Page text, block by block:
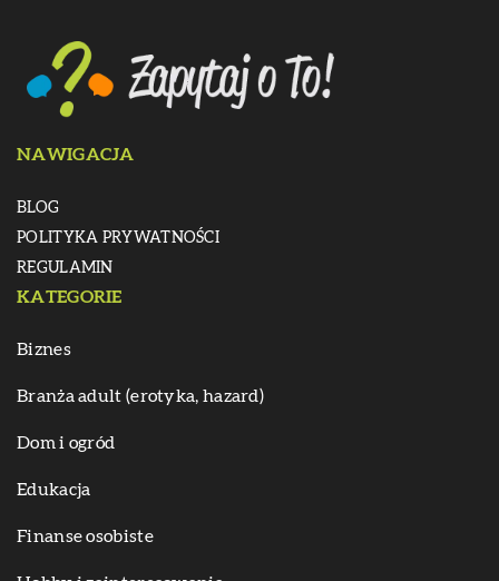
NAWIGACJA
BLOG
POLITYKA PRYWATNOŚCI
REGULAMIN
KATEGORIE
Biznes
Branża adult (erotyka, hazard)
Dom i ogród
Edukacja
Finanse osobiste